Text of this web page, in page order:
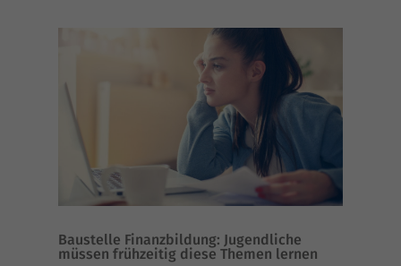
Baustelle Finanzbildung: Jugendliche
müssen frühzeitig diese Themen lernen